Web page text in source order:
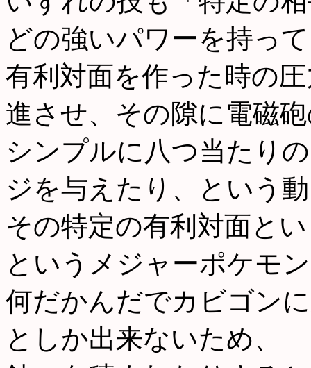
どの強いパワーを持っ
有利対面を作った時の
進させ、その隙に電磁
シンプルに八つ当たり
ジを与えたり、という
その特定の有利対面と
というメジャーポケモ
何だかんだでカビゴン
としか出来ないため、